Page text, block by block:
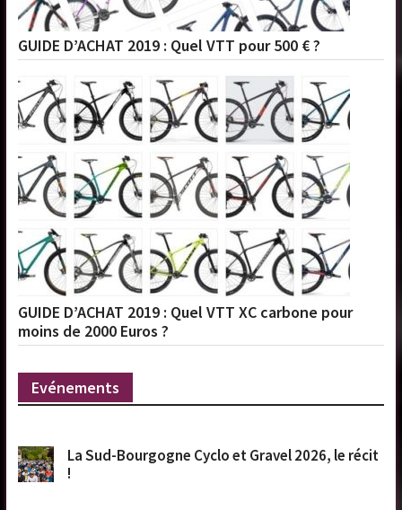
GUIDE D’ACHAT 2019 : Quel VTT pour 500 € ?
GUIDE D’ACHAT 2019 : Quel VTT XC carbone pour
moins de 2000 Euros ?
Evénements
La Sud-Bourgogne Cyclo et Gravel 2026, le récit
!